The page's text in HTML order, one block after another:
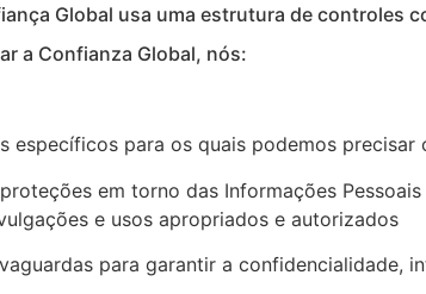
Global usa uma estrutura de controles
a Confianza Global, nós:
específicos para os quais podemos precisar
em torno das Informações
e usos apropriados e autorizados
para garantir a confidencialidade,